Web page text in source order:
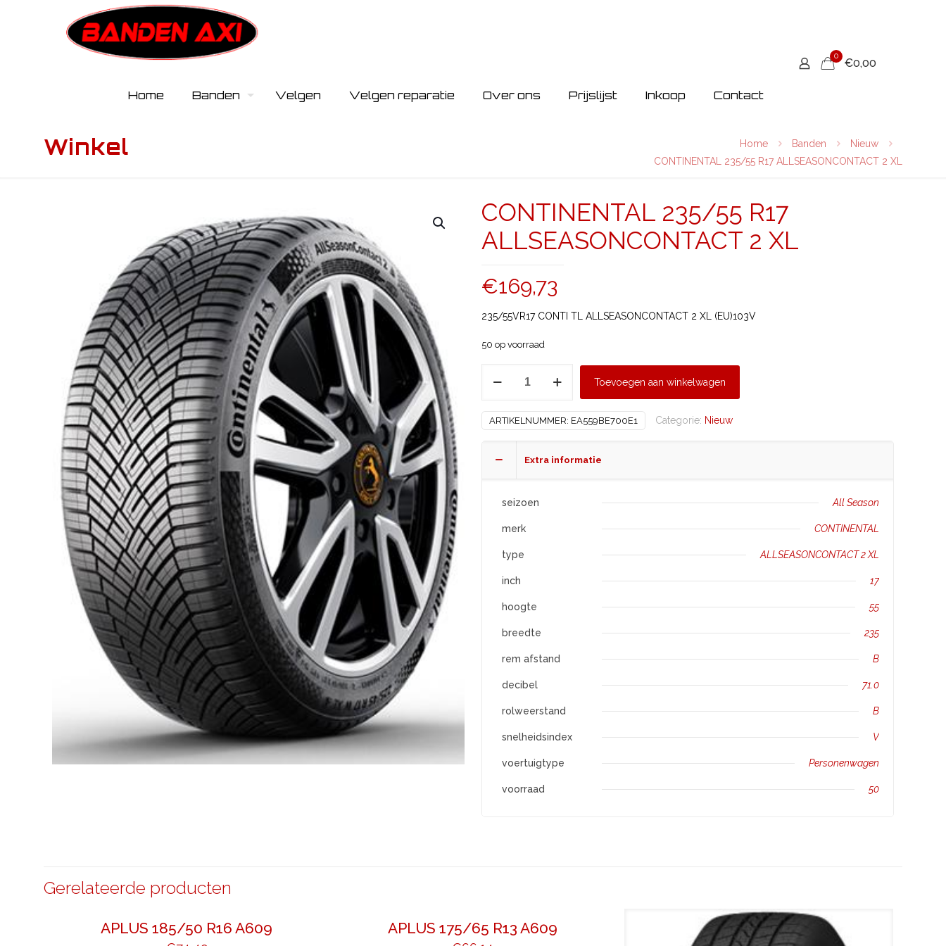
Home Banden Velgen Velgen reparatie Over ons Prijslijst Inkoop Contact
0
€0,00
Winkel Home Banden
Nieuw
CONTINENTAL 235/55 R17 ALLSEASONCONTACT 2 XL
CONTINENTAL 235/55 R17
ALLSEASONCONTACT 2 XL
€169,73
235/55VR17 CONTI TL ALLSEASONCONTACT 2 XL (EU)103V
50 op voorraad
ALLSEASONCONTACT
Toevoegen aan winkelwagen
ARTIKELNUMMER: EA559BE700E1 Categorie: Nieuw
Extra informatie
seizoen All Season
merk CONTINENTAL
type ALLSEASONCONTACT 2 XL
inch 17
hoogte 55
breedte 235
rem afstand B
decibel 71.0
rolweerstand B
snelheidsindex V
voertuigtype Personenwagen
voorraad 50
Gerelateerde producten
APLUS 185/50 R16 A609 APLUS 175/65 R13 A609